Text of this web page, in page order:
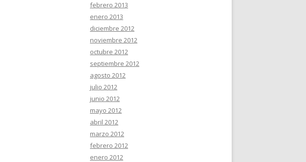
febrero 2013
enero 2013
diciembre 2012
noviembre 2012
octubre 2012
septiembre 2012
agosto 2012
julio 2012
junio 2012
mayo 2012
abril 2012
marzo 2012
febrero 2012
enero 2012